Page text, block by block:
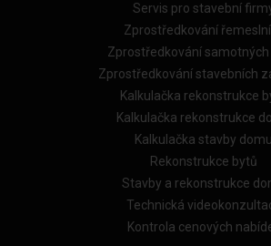
Servis pro stavební
Zprostředkování
Zprostředkování
Zprostředkování stavebních
Kalkulačka rekonstrukce
Kalkulačka rekonstrukce
Kalkulačka stavby domu
Rekonstrukce bytů
Stavby a rekonstrukce
Technická
Kontrola cenových